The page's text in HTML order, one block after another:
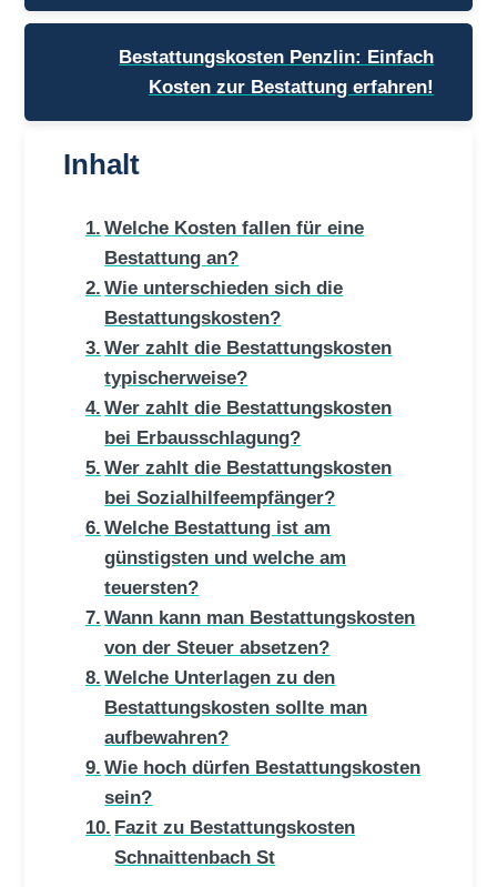
Bestattungskosten Penzlin: Einfach
Kosten zur Bestattung erfahren!
Inhalt
Welche Kosten fallen für eine
Bestattung an?
Wie unterschieden sich die
Bestattungskosten?
Wer zahlt die Bestattungskosten
typischerweise?
Wer zahlt die Bestattungskosten
bei Erbausschlagung?
Wer zahlt die Bestattungskosten
bei Sozialhilfeempfänger?
Welche Bestattung ist am
günstigsten und welche am
teuersten?
Wann kann man Bestattungskosten
von der Steuer absetzen?
Welche Unterlagen zu den
Bestattungskosten sollte man
aufbewahren?
Wie hoch dürfen Bestattungskosten
sein?
Fazit zu Bestattungskosten
Schnaittenbach St